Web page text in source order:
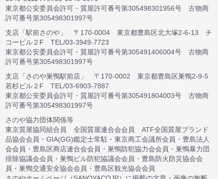
東京都公安委員会許可・質屋許可番号第305498301956号 古物商
許可番号第305498301997号
支店「駅前さのや」 〒170-0004 東京都豊島区北大塚2-6-13 チ
コービル２F TEL/03-3949-7723
東京都公安委員会許可・質屋許可番号第305491406004号 古物商
許可番号第305498301997号
支店「さのや巣鴨駅前店」 〒170-0002 東京都豊島区巣鴨2-9-5
若杉ビル２F TEL/03-6903-7887
東京都公安委員会許可・質屋許可番号第305491804003号 古物商
許可番号第305498301997号
さのや協力団体関係等
東京質屋協同組合員 全国質屋連合会会員 ATF全国質屋ブランド
品協会会員・GIA(GG)鑑定士常駐・東京商工会議所会員・豊島法人
会会員・豊島区商店連合会会員・巣鴨防犯協力会会員・巣鴨暴力団
排除協議会会員・巣鴨ビル防犯協議会会員・豊島防火防災協会会
員・巣鴨交通安全協会会員・豊島区観光協会会員